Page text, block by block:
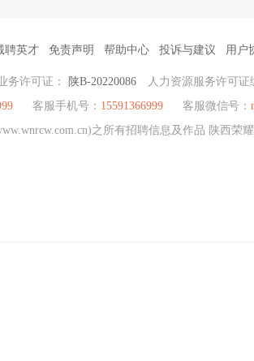
聘英才 免责声明 帮助中心 投诉与建议 用户
务许可证： 陕B-20220086 人力资源服务许可证
客服手机号： 15591366999 客服微信号：
之所有招聘信息及作品 陕西荣